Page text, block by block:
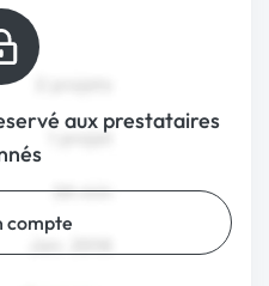
aux prestataires
compte